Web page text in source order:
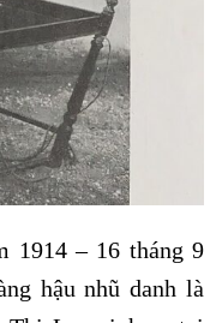
1914 – 16 tháng 9
hậu nhũ danh là